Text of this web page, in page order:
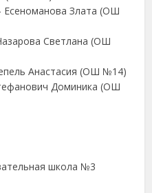
Есеноманова Злата (ОШ
Светлана (ОШ
Анастасия (ОШ №14)
Доминика (ОШ
школа №3